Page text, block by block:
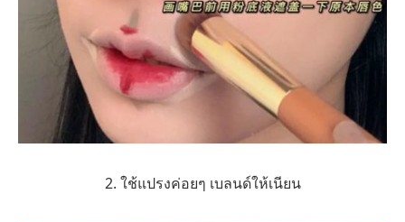
2. ใช้แปรงค่อยๆ เบลนด์ให้เนียน